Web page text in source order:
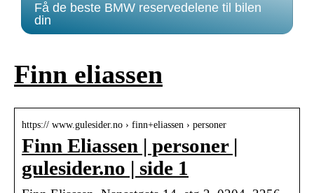
Få de beste BMW reservedelene til bilen
din
Finn eliassen
https:// www.gulesider.no › finn+eliassen › personer
Finn Eliassen | personer |
gulesider.no | side 1